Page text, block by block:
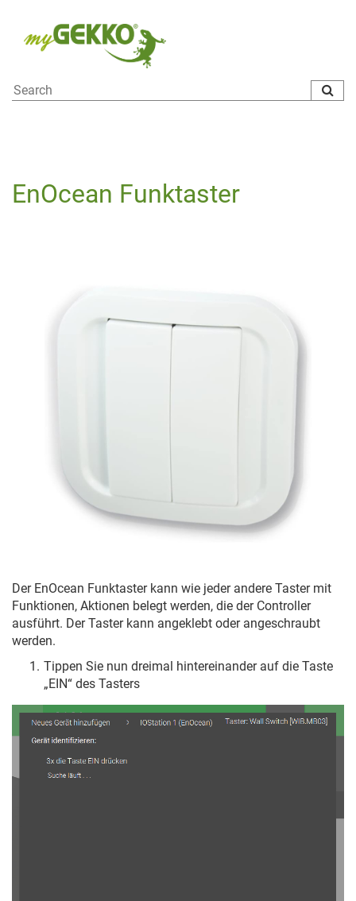
EnOcean Funktaster
Der EnOcean Funktaster kann wie jeder andere Taster mit
Funktionen, Aktionen belegt werden, die der Controller
ausführt. Der Taster kann angeklebt oder angeschraubt
werden.
Tippen Sie nun dreimal hintereinander auf die Taste
„EIN“ des Tasters